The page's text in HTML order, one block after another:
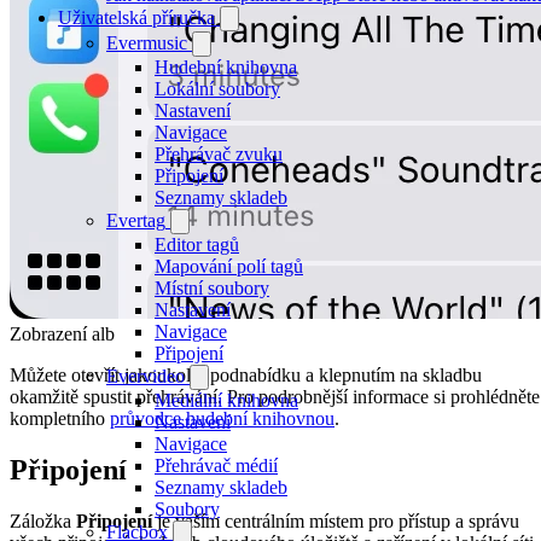
Uživatelská příručka
Evermusic
Hudební knihovna
Lokální soubory
Nastavení
Navigace
Přehrávač zvuku
Připojení
Seznamy skladeb
Evertag
Editor tagů
Mapování polí tagů
Místní soubory
Nastavení
Navigace
Připojení
Evervideo
Mediální knihovna
Nastavení
Navigace
Přehrávač médií
Seznamy skladeb
Soubory
Flacbox
Zobrazení alb
Můžete otevřít jakoukoliv podnabídku a klepnutím na skladbu
okamžitě spustit přehrávání. Pro podrobnější informace si prohlédněte
kompletního průvodce hudební knihovnou.
Připojení
Záložka Připojeníje vaším centrálním místem pro přístup a správu